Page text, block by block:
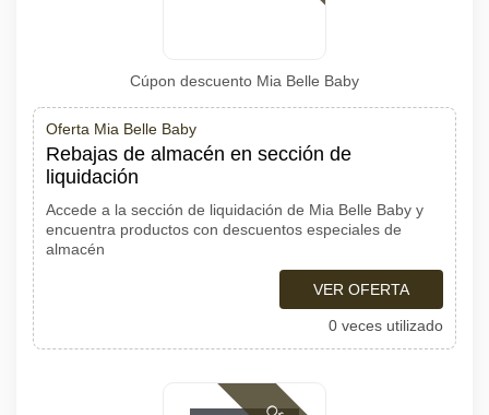
Cúpon descuento Mia Belle Baby
Oferta Mia Belle Baby
Rebajas de almacén en sección de
liquidación
Accede a la sección de liquidación de Mia Belle Baby y
encuentra productos con descuentos especiales de
almacén
VER OFERTA
0 veces utilizado